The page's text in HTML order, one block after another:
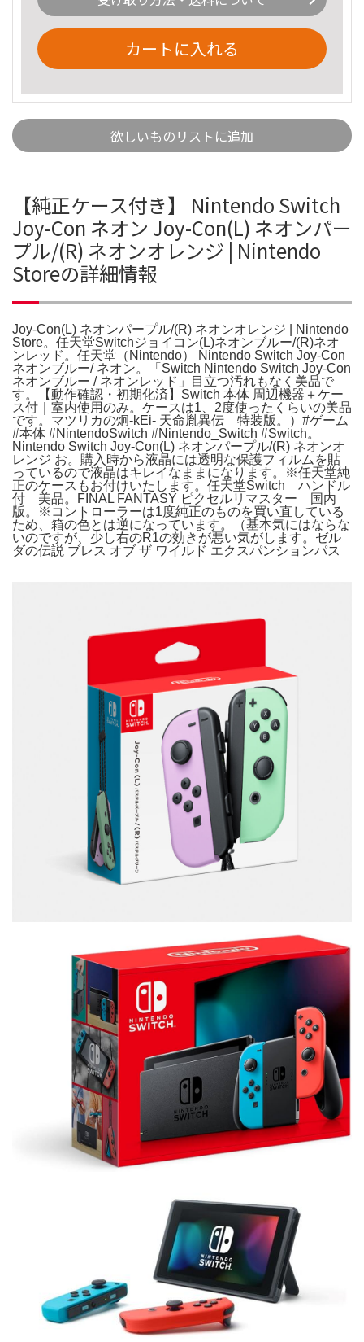
カートに入れる
欲しいものリストに追加
【純正ケース付き】 Nintendo Switch
Joy-Con ネオン Joy-Con(L) ネオンパー
プル/(R) ネオンオレンジ | Nintendo
Storeの詳細情報
Joy-Con(L) ネオンパープル/(R) ネオンオレンジ | Nintendo
Store。任天堂Switchジョイコン(L)ネオンブルー/(R)ネオ
ンレッド。任天堂（Nintendo） Nintendo Switch Joy-Con
ネオンブルー/ ネオン。「Switch Nintendo Switch Joy-Con
ネオンブルー / ネオンレッド」目立つ汚れもなく美品で
す。【動作確認・初期化済】Switch 本体 周辺機器＋ケー
ス付｜室内使用のみ。ケースは1、2度使ったくらいの美品
です。マツリカの炯-kEi- 天命胤異伝 特装版。）#ゲーム
#本体 #NintendoSwitch #Nintendo_Switch #Switch。
Nintendo Switch Joy-Con(L) ネオンパープル/(R) ネオンオ
レンジ お。購入時から液晶には透明な保護フィルムを貼
っているので液晶はキレイなままになります。※任天堂純
正のケースもお付けいたします。任天堂Switch ハンドル
付 美品。FINAL FANTASY ピクセルリマスター 国内
版。※コントローラーは1度純正のものを買い直している
ため、箱の色とは逆になっています。（基本気にはならな
いのですが、少し右のR1の効きが悪い気がします。ゼル
ダの伝説 ブレス オブ ザ ワイルド エクスパンションパス